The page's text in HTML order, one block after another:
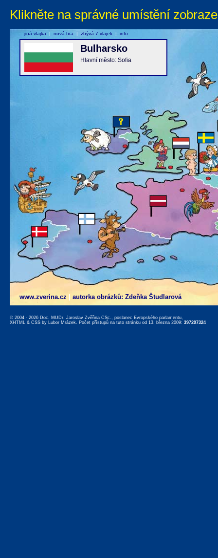
Klikněte na správné umístění
www.zverina.cz autorka obrázků: Zdeňka Študlarová
Bulharsko
Hlavní město: Sofia
jiná vlajka | nová hra | zbývá 7 vlajek | info
© 2004 - 2026 Doc. MUDr. Jaroslav Zvěřina CSc., poslanec Evropského parlamentu,
XHTML & CSS by Lubor Mrázek. Počet přístupů na tuto stránku od 13. března 2009: 397297324